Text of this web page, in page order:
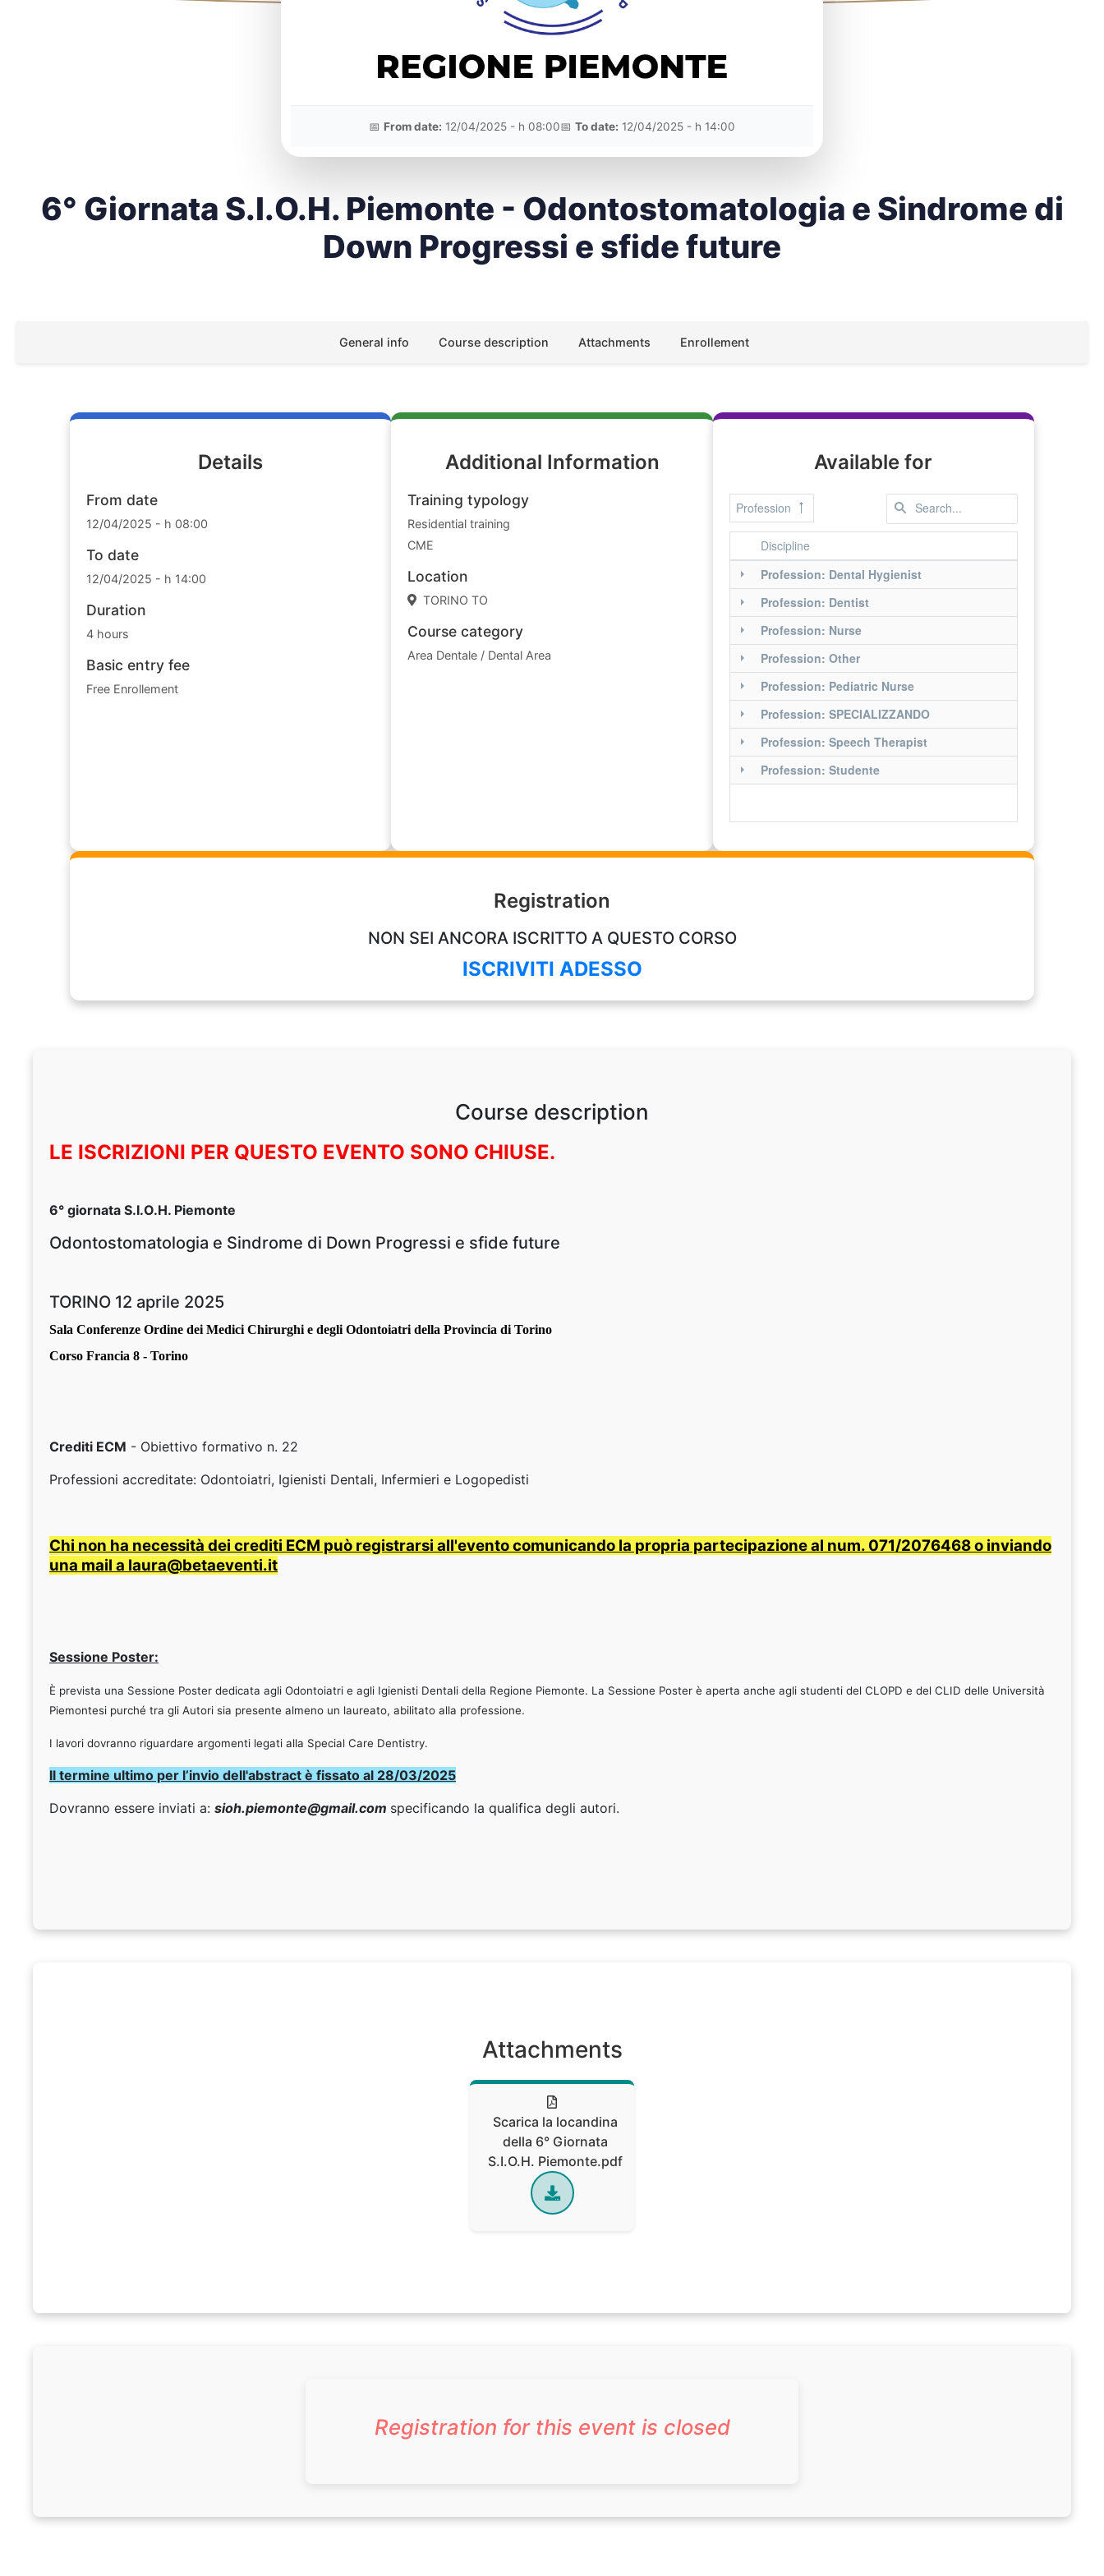
📅 From date: 12/04/2025 - h 08:00📅 To date: 12/04/2025 - h 14:00
6° Giornata S.I.O.H. Piemonte - Odontostomatologia e Sindrome di
Down Progressi e sfide future
General info Course description Attachments Enrollement
Details
From date
12/04/2025 - h 08:00
To date
12/04/2025 - h 14:00
Duration
4 hours
Basic entry fee
Free Enrollement
Additional Information
Training typology
Residential training
CME
Location
TORINO TO
Course category
Area Dentale / Dental Area
Available for
Profession
Discipline
Profession: Dental Hygienist
Profession: Dentist
Profession: Nurse
Profession: Other
Profession: Pediatric Nurse
Profession: SPECIALIZZANDO
Profession: Speech Therapist
Profession: Studente
Registration
NON SEI ANCORA ISCRITTO A QUESTO CORSO
ISCRIVITI ADESSO
Course description
LE ISCRIZIONI PER QUESTO EVENTO SONO CHIUSE.
6° giornata S.I.O.H. Piemonte
Odontostomatologia e Sindrome di Down Progressi e sfide future
TORINO 12 aprile 2025
Sala Conferenze Ordine dei Medici Chirurghi e degli Odontoiatri della Provincia di Torino
Corso Francia 8 - Torino
Crediti ECM - Obiettivo formativo n. 22
Professioni accreditate: Odontoiatri, Igienisti Dentali, Infermieri e Logopedisti
Chi non ha necessità dei crediti ECM può registrarsi all'evento comunicando la propria partecipazione al num. 071/2076468 o inviando
una mail a laura@betaeventi.it
Sessione Poster:
È prevista una Sessione Poster dedicata agli Odontoiatri e agli Igienisti Dentali della Regione Piemonte. La Sessione Poster è aperta anche agli studenti del CLOPD e del CLID delle Università
Piemontesi purché tra gli Autori sia presente almeno un laureato, abilitato alla professione.
I lavori dovranno riguardare argomenti legati alla Special Care Dentistry.
Il termine ultimo per l’invio dell'abstract è fissato al 28/03/2025
Dovranno essere inviati a: sioh.piemonte@gmail.com specificando la qualifica degli autori.
Attachments
Scarica la locandina
della 6° Giornata
S.I.O.H. Piemonte.pdf
Registration for this event is closed